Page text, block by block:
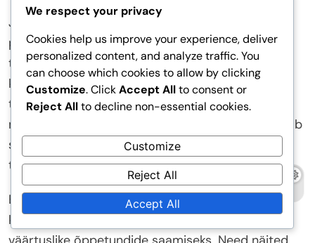
Juhtumiuuringud kõrguse rikkumistest võivad
pakkuda praktilisi teadmisi rikkumise
tagajärgedest. Need näited toovad sageli esile
kehtestatud karistused, mis võivad ulatuda
trahvidest kuni struktuuride kohustuslike
muudatusteni. Nende juhtumite analüüsimine aitab
sidusrühmadel mõista regulatsioonide järgimise
tähtsust.
Edukaid projekte, mis on tõhusalt navigeerinud
kõrguse regulatsioonide seas, võib samuti uurida
We respect your privacy
Cookies help us improve your experience, deliver
personalized content, and analyze traffic. You
can choose which cookies to allow by clicking
Customize. ClickAccept Allto consent or
Reject Allto decline non-essential cookies.
Customize
Reject All
Accept All